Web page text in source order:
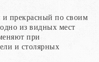
прекрасный по своим
из видных мест
при
и столярных